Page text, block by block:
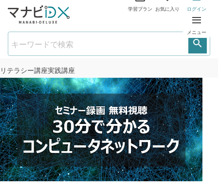
学習プラン お気に入り ログイン
メニュー
リテラシー講座実践講座